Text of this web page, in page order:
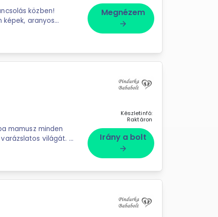
közben!
képek, aranyos
Megnézem
arrow_forward
mamusz minden
varázslatos világát. A
Készletinfó:
Raktáron
Irány a bolt
arrow_forward